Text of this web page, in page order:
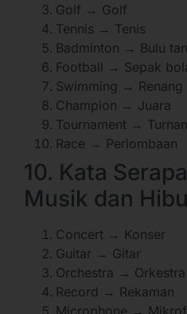
Golf → Golf
Tennis → Tenis
Badminton → Bulu
Football → Sepak
Swimming → Renang
Champion → Juara
Tournament →
Race → Perlombaan
10. Kata
Musik dan
Concert → Konser
Guitar → Gitar
Orchestra → Orkestra
Record → Rekaman
Microphone →